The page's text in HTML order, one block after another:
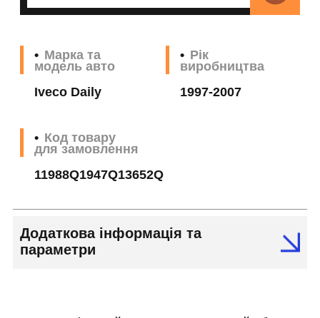
Марка та
модель авто
Iveco Daily
Рік
виробництва
1997-2007
Код товару
для замовлення
11988Q1947Q13652Q
Додаткова інформація та
параметри